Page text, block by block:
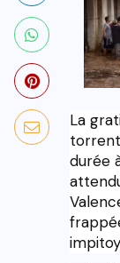
La
durée